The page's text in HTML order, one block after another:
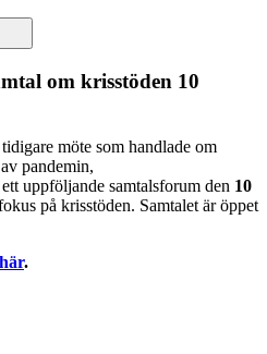
om krisstöden 10
möte som handlade om
pandemin,
uppföljande samtalsforum den 10
på krisstöden. Samtalet är öppet
här.